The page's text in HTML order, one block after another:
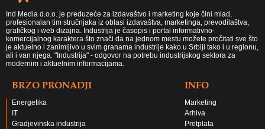
Ind Media d.o.o. je preduzeće za izdavaštvo i marketing koje čini mlad,
profesionalan tim stručnjaka iz oblasi izdavaštva, marketinga, prevodilaštva,
grafičkog i web dizajna. Industrija je časopis i portal informativno-
komercijalnog karaktera što znači da na jednom mestu možete pročitati sve što
je aktuelno i zanimljivo u svim granama industrije kako u Srbiji tako i u regionu,
ali i van njega. "Industrija" - odgovor na potrebu industrijskog sektora za
modernim i aktuelnim informacijama.
BRZO PRONADJI
Energetika
IT
Gradjevinska industrija
INFO
Marketing
Arhiva
Pretplata